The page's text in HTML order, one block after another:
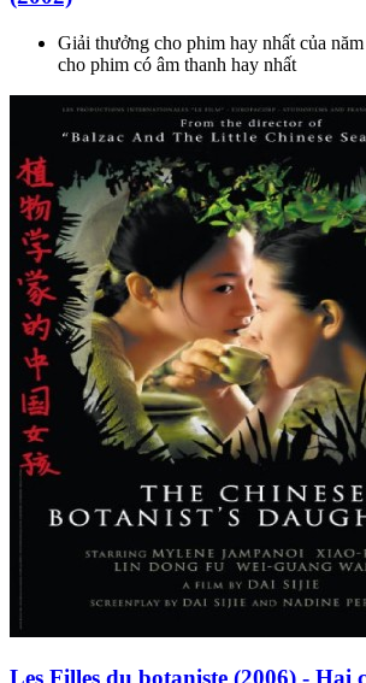
Giải thưởng cho phim hay nhất của
cho phim có âm thanh hay nhất
Les Filles du botaniste (2006) - Hai